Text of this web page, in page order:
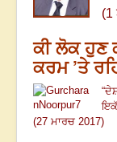
ਕੀ ਲੋਕ ਹੁਣ
ਕਰਮ ’ਤੇ
(27 ਮਾਰਚ 2017)